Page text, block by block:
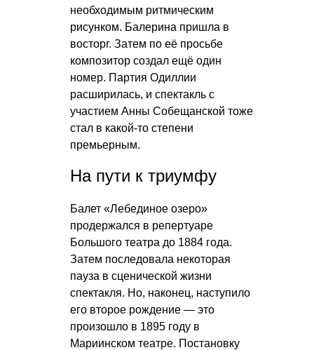
необходимым ритмическим
рисунком. Балерина пришла в
восторг. Затем по её просьбе
композитор создал ещё один
номер. Партия Одиллии
расширилась, и спектакль с
участием Анны Собещанской тоже
стал в какой-то степени
премьерным.
На пути к триумфу
Балет «Лебединое озеро»
продержался в репертуаре
Большого театра до 1884 года.
Затем последовала некоторая
пауза в сценической жизни
спектакля. Но, наконец, наступило
его второе рождение — это
произошло в 1895 году в
Мариинском театре. Постановку